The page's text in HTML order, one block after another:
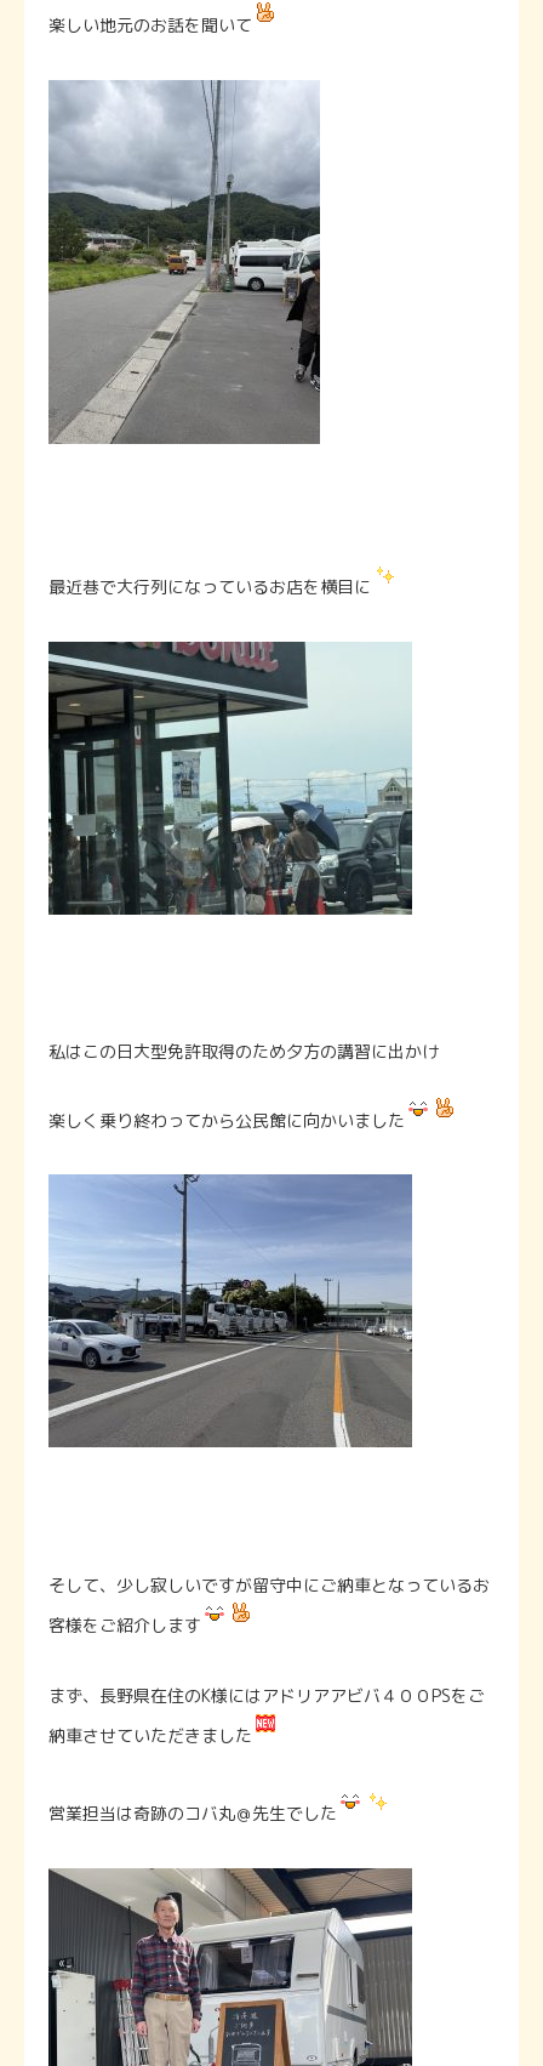
楽しい地元のお話を聞いて
最近巷で大行列になっているお店を横目に
私はこの日大型免許取得のため夕方の講習に出かけ
楽しく乗り終わってから公民館に向かいました
そして、少し寂しいですが留守中にご納車となっているお
客様をご紹介します
まず、長野県在住のK様にはアドリアアビバ４００PSをご
納車させていただきました
営業担当は奇跡のコバ丸＠先生でした